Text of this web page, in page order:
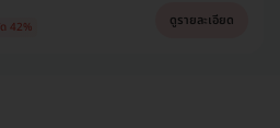
42% ดูรายละเอียด